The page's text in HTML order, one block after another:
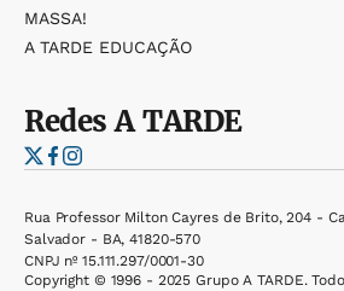
MASSA!
A TARDE EDUCAÇÃO
RedesA TARDE
Rua Professor Milton Cayres de Brito, 204 -
Salvador - BA, 41820-570
CNPJ nº 15.111.297/0001-30
Copyright © 1996 - 2025 Grupo A TARDE.